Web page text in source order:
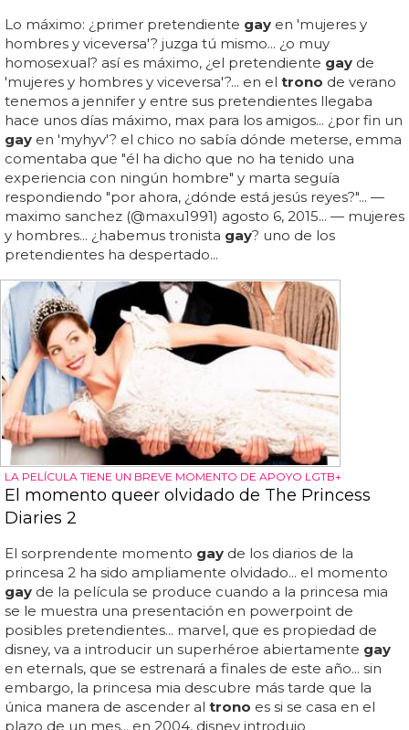
Lo máximo: ¿primer pretendiente gay en 'mujeres y
hombres y viceversa'? juzga tú mismo... ¿o muy
homosexual? así es máximo, ¿el pretendiente gay de
'mujeres y hombres y viceversa'?... en el trono de verano
tenemos a jennifer y entre sus pretendientes llegaba
hace unos días máximo, max para los amigos... ¿por fin un
gay en 'myhyv'? el chico no sabía dónde meterse, emma
comentaba que "él ha dicho que no ha tenido una
experiencia con ningún hombre" y marta seguía
respondiendo "por ahora, ¿dónde está jesús reyes?"... —
maximo sanchez (@maxu1991) agosto 6, 2015... — mujeres
y hombres... ¿habemus tronista gay? uno de los
pretendientes ha despertado...
LA PELÍCULA TIENE UN BREVE MOMENTO DE APOYO LGTB+
El momento queer olvidado de The Princess
Diaries 2
El sorprendente momento gay de los diarios de la
princesa 2 ha sido ampliamente olvidado... el momento
gay de la película se produce cuando a la princesa mia
se le muestra una presentación en powerpoint de
posibles pretendientes... marvel, que es propiedad de
disney, va a introducir un superhéroe abiertamente gay
en eternals, que se estrenará a finales de este año... sin
embargo, la princesa mia descubre más tarde que la
única manera de ascender al trono es si se casa en el
plazo de un mes... en 2004, disney introdujo